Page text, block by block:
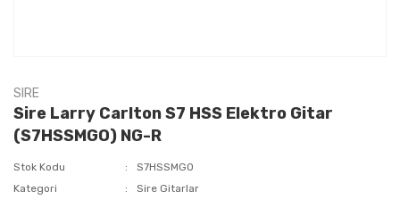
SIRE
Sire Larry Carlton S7 HSS Elektro Gitar
(S7HSSMGO) NG-R
Stok Kodu
S7HSSMGO
Kategori
Sire Gitarlar